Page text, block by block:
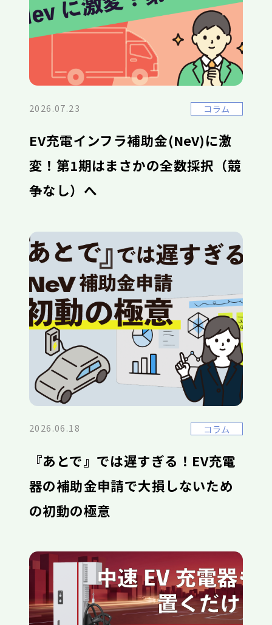
2026.07.23 コラム
EV充電インフラ補助金(NeV)に激
変！第1期はまさかの全数採択（競
争なし）へ
2026.06.18 コラム
『あとで』では遅すぎる！EV充電
器の補助金申請で大損しないため
の初動の極意